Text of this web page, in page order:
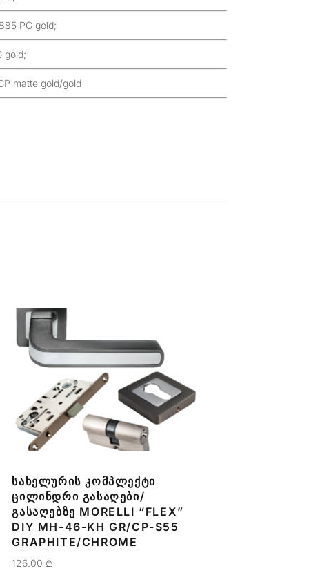
PG gold;
gold;
matte gold/gold
ᲡᲐᲮᲔᲚᲣᲠᲘᲡ ᲙᲝᲛᲞᲚᲔᲥᲢᲘ
ᲪᲘᲚᲘᲜᲓᲠᲘ ᲒᲐᲡᲐᲦᲔᲑᲘ/
ᲒᲐᲡᲐᲦᲔᲑᲖᲔ MORELLI “FLEX”
DIY MH-46-KH GR/CP-S55
GRAPHITE/CHROME
126.00 ₾